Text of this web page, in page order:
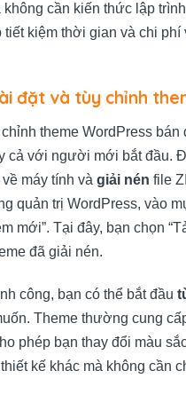
cần kiến thức lập
kiệm thời gian và chi phí
đặt và tùy chỉnh
theme WordPress bán
cả với người mới bắt đầu.
về máy tính và giải nén file
quản trị WordPress, vào
mới”. Tại đây, bạn chọn
đã giải nén.
công, bạn có thể bắt đầu
Theme thường cung
phép bạn thay đổi màu
kế khác mà không cần